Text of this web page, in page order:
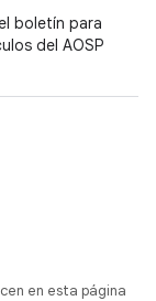
boletín para
del AOSP
en esta página